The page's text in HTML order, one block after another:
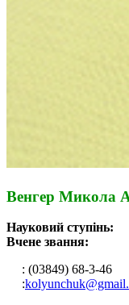
Венгер Микола
Науковий ступінь:
Вчене звання:
: (03849) 68-3-46
: